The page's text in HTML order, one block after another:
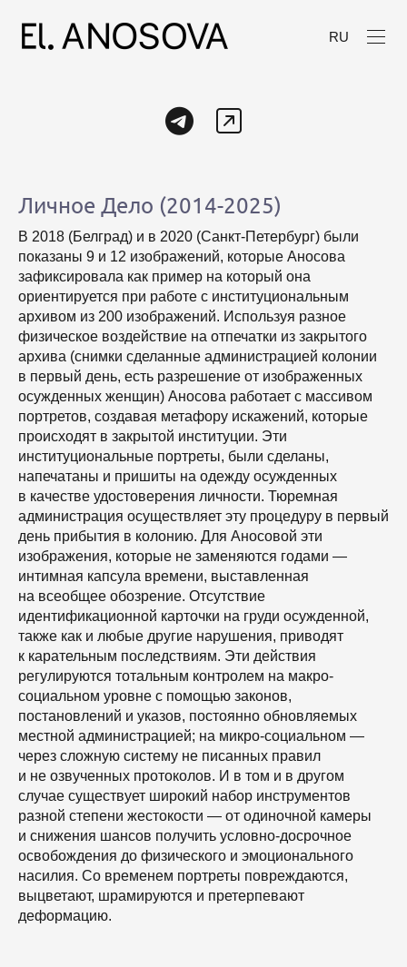
RU
Личное Дело (2014-2025)
В 2018 (Белград) и в 2020 (Санкт-Петербург) были
показаны 9 и 12 изображений, которые Аносова
зафиксировала как пример на который она
ориентируется при работе с институциональным
архивом из 200 изображений. Используя разное
физическое воздействие на отпечатки из закрытого
архива (снимки сделанные администрацией колонии
в первый день, есть разрешение от изображенных
осужденных женщин) Аносова работает с массивом
портретов, создавая метафору искажений, которые
происходят в закрытой институции. Эти
институциональные портреты, были сделаны,
напечатаны и пришиты на одежду осужденных
в качестве удостоверения личности. Тюремная
администрация осуществляет эту процедуру в первый
день прибытия в колонию. Для Аносовой эти
изображения, которые не заменяются годами —
интимная капсула времени, выставленная
на всеобщее обозрение. Отсутствие
идентификационной карточки на груди осужденной,
также как и любые другие нарушения, приводят
к карательным последствиям. Эти действия
регулируются тотальным контролем на макро-
социальном уровне с помощью законов,
постановлений и указов, постоянно обновляемых
местной администрацией; на микро-социальном —
через сложную систему не писанных правил
и не озвученных протоколов. И в том и в другом
случае существует широкий набор инструментов
разной степени жестокости — от одиночной камеры
и снижения шансов получить условно-досрочное
освобождения до физического и эмоционального
насилия. Со временем портреты повреждаются,
выцветают, шрамируются и претерпевают
деформацию.